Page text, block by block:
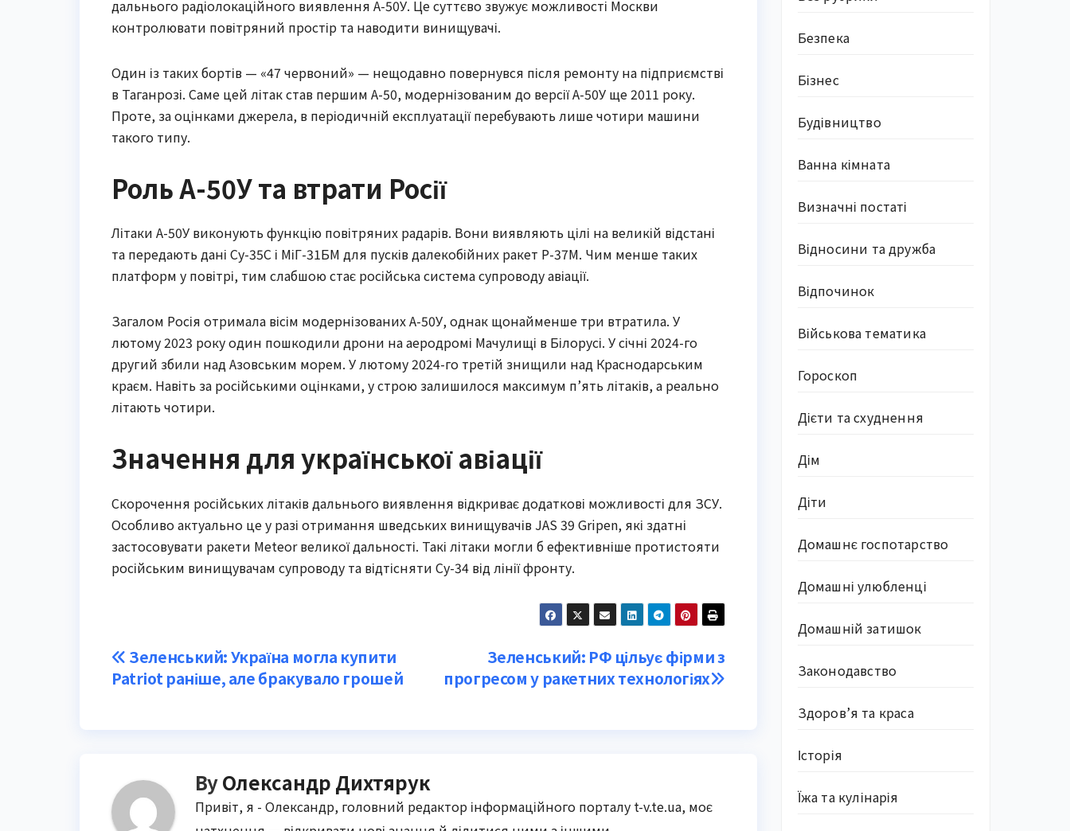
дальнього радіолокаційного виявлення А-50У. Це суттєво звужує можливості Москви
контролювати повітряний простір та наводити винищувачі.
Один із таких бортів — «47 червоний» — нещодавно повернувся після ремонту на підприємстві
в Таганрозі. Саме цей літак став першим А-50, модернізованим до версії А-50У ще 2011 року.
Проте, за оцінками джерела, в періодичній експлуатації перебувають лише чотири машини
такого типу.
Роль А-50У та втрати Росії
Літаки А-50У виконують функцію повітряних радарів. Вони виявляють цілі на великій відстані
та передають дані Су-35С і МіГ-31БМ для пусків далекобійних ракет Р-37М. Чим менше таких
платформ у повітрі, тим слабшою стає російська система супроводу авіації.
Загалом Росія отримала вісім модернізованих А-50У, однак щонайменше три втратила. У
лютому 2023 року один пошкодили дрони на аеродромі Мачулищі в Білорусі. У січні 2024-го
другий збили над Азовським морем. У лютому 2024-го третій знищили над Краснодарським
краєм. Навіть за російськими оцінками, у строю залишилося максимум п’ять літаків, а реально
літають чотири.
Значення для української авіації
Скорочення російських літаків дальнього виявлення відкриває додаткові можливості для ЗСУ.
Особливо актуально це у разі отримання шведських винищувачів JAS 39 Gripen, які здатні
застосовувати ракети Meteor великої дальності. Такі літаки могли б ефективніше протистояти
російським винищувачам супроводу та відтісняти Су-34 від лінії фронту.
Post
navigation
Зеленський: РФ цільує фірми з
прогресом у ракетних технологіях
Зеленський: Україна могла купити
Patriot раніше, але бракувало грошей
ByОлександр Дихтярук
Привіт, я - Олександр, головний редактор інформаційного порталу t-v.te.ua, моє
Безпека
Бізнес
Будівництво
Ванна кімната
Визначні постаті
Відносини та дружба
Відпочинок
Військова тематика
Гороскоп
Дієти та схуднення
Дім
Діти
Домашнє госпотарство
Домашні улюбленці
Домашній затишок
Законодавство
Здоров’я та краса
Історія
Їжа та кулінарія